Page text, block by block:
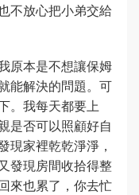
不放心把小弟交給
原本是不想讓保姆
能解決的問題。可
。我每天都要上
是否可以照顧好自
現家裡乾乾淨淨，
發現房間收拾得整
來也累了，你去忙